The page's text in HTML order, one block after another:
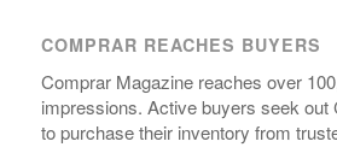
COMPRAR REACHES BUYERS
Comprar Magazine reaches over
impressions. Active buyers seek out
to purchase their inventory from